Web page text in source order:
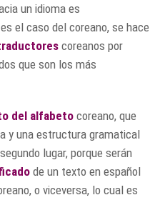
un idioma es
el caso del coreano, se hace
coreanos por
que son los más
del alfabeto coreano, que
y una estructura gramatical
lugar, porque serán
de un texto en español
o viceversa, lo cual es